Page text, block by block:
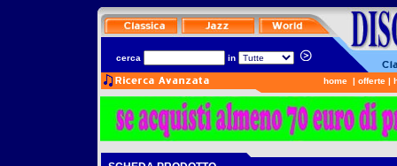
cerca in
home | offerte |